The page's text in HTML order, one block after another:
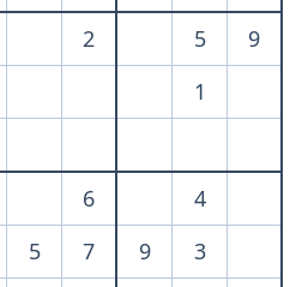
2
5
9
1
6
4
5 7 9
3